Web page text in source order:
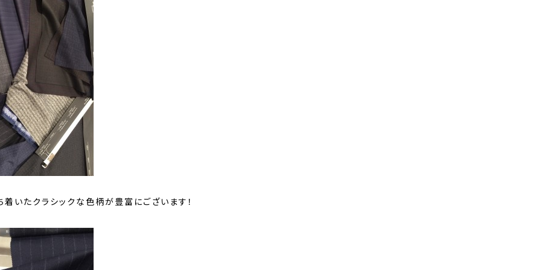
いたクラシックな色柄が豊富にございます！